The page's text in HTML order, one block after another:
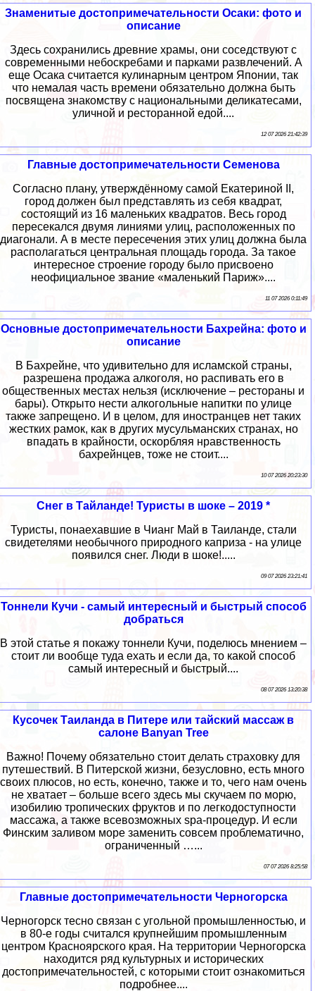
Знаменитые достопримечательности Осаки: фото и
описание
Здесь сохранились древние храмы, они соседствуют с
современными небоскребами и парками развлечений. А
еще Осака считается кулинарным центром Японии, так
что немалая часть времени обязательно должна быть
посвящена знакомству с национальными деликатесами,
уличной и ресторанной едой....
12 07 2026 21:42:39
Главные достопримечательности Семенова
Согласно плану, утверждённому самой Екатериной II,
город должен был представлять из себя квадрат,
состоящий из 16 маленьких квадратов. Весь город
пересекался двумя линиями улиц, расположенных по
диагонали. А в месте пересечения этих улиц должна была
располагаться центральная площадь города. За такое
интересное строение городу было присвоено
неофициальное звание «маленький Париж»....
11 07 2026 0:11:49
Основные достопримечательности Бахрейна: фото и
описание
В Бахрейне, что удивительно для исламской страны,
разрешена продажа алкоголя, но распивать его в
общественных местах нельзя (исключение – рестораны и
бары). Открыто нести алкогольные напитки по улице
также запрещено. И в целом, для иностранцев нет таких
жестких рамок, как в других мусульманских странах, но
впадать в крайности, оскорбляя нравственность
бахрейнцев, тоже не стоит....
10 07 2026 20:23:30
Снег в Тайланде! Туристы в шоке – 2019 *
Туристы, понаехавшие в Чианг Май в Таиланде, стали
свидетелями необычного природного каприза - на улице
появился снег. Люди в шоке!.....
09 07 2026 23:21:41
Тоннели Кучи - самый интересный и быстрый способ
добраться
В этой статье я покажу тоннели Кучи, поделюсь мнением –
стоит ли вообще туда ехать и если да, то какой способ
самый интересный и быстрый....
08 07 2026 13:20:38
Кусочек Таиланда в Питере или тайский массаж в
салоне Banyan Tree
Важно! Почему обязательно стоит делать страховку для
путешествий. В Питерской жизни, безусловно, есть много
своих плюсов, но есть, конечно, также и то, чего нам очень
не хватает – больше всего здесь мы скучаем по морю,
изобилию тропических фруктов и по легкодоступности
массажа, а также всевозможных spa-процедур. И если
Финским заливом море заменить совсем проблематично,
ограниченный …...
07 07 2026 8:25:58
Главные достопримечательности Черногорска
Черногорск тесно связан с угольной промышленностью, и
в 80-е годы считался крупнейшим промышленным
центром Красноярского края. На территории Черногорска
находится ряд культурных и исторических
достопримечательностей, с которыми стоит ознакомиться
подробнее....